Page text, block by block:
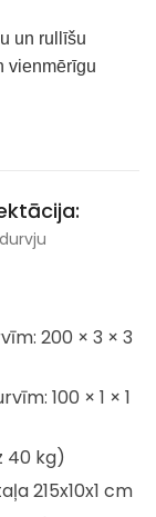
un rullīšu
vienmērīgu
200 × 3 × 3
100 × 1 × 1
40 kg)
215x10x1 cm